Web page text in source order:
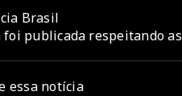
Brasil
foi publicada respeitando as
essa notícia